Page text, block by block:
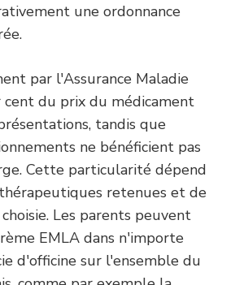
une ordonnance
par l'Assurance Maladie
du prix du médicament
tandis que
ne bénéficient pas
Cette particularité dépend
retenues et de
Les parents peuvent
EMLA dans n'importe
d'officine sur l'ensemble du